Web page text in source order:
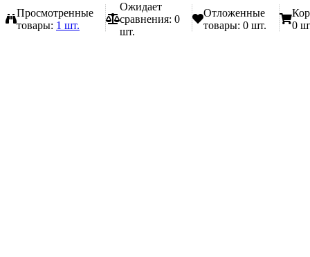
Просмотренные
товары: 1 шт.
Ожидает
сравнения: 0
шт.
Отложенные
товары: 0 шт.
0